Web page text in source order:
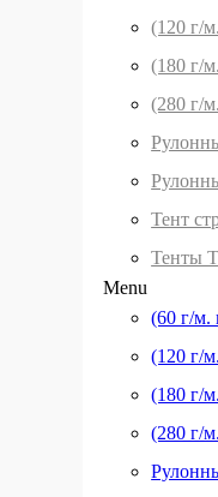
(120 г/
(180 г/
(280 г/
Тент
Тенты
Menu
(60 г/м.
(120 г/
(180 г/
(280 г/